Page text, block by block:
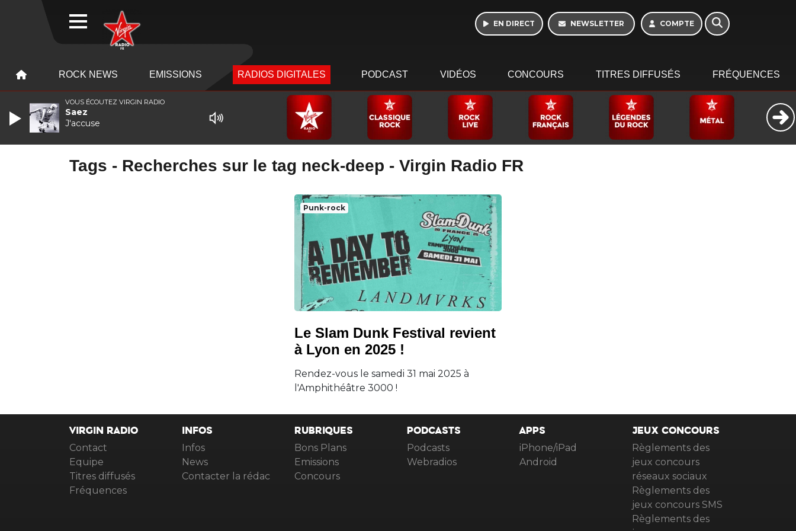
EN DIRECT NEWSLETTER COMPTE
ROCK NEWS EMISSIONS RADIOS DIGITALES PODCAST VIDÉOS CONCOURS TITRES DIFFUSÉS FRÉQUENCES
Tags - Recherches sur le tag neck-deep - Virgin Radio FR
Punk-rock
Le Slam Dunk Festival revient
à Lyon en 2025 !
Rendez-vous le samedi 31 mai 2025 à
l'Amphithéâtre 3000 !
VIRGIN RADIO
Contact
Equipe
Titres diffusés
Fréquences
INFOS
Infos
News
Contacter la rédac
RUBRIQUES
Bons Plans
Emissions
Concours
PODCASTS
Podcasts
Webradios
APPS
iPhone/iPad
Android
JEUX CONCOURS
Règlements des
jeux concours
réseaux sociaux
Règlements des
jeux concours SMS
Règlements des
VOUS ÉCOUTEZ VIRGIN RADIO
Saez
J'accuse
WEBRADIO
Morning - 6h à 10h